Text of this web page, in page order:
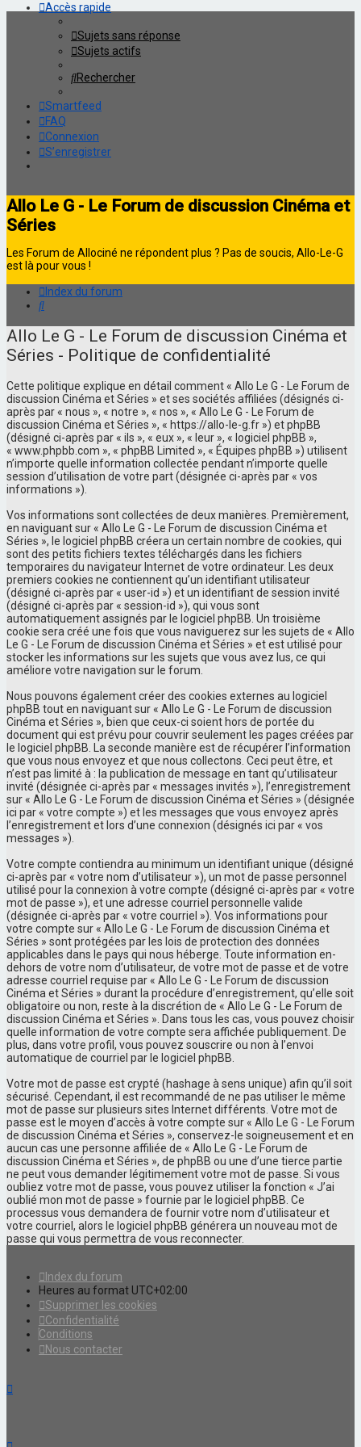
Accès rapide
Sujets sans réponse
Sujets actifs
Rechercher
Smartfeed
FAQ
Connexion
S’enregistrer
Allo Le G - Le Forum de discussion Cinéma et
Séries
Les Forum de Allociné ne répondent plus ? Pas de soucis, Allo-Le-G
est là pour vous !
Index du forum
Rechercher
Allo Le G - Le Forum de discussion Cinéma et
Séries - Politique de confidentialité
Cette politique explique en détail comment « Allo Le G - Le Forum de
discussion Cinéma et Séries » et ses sociétés affiliées (désignés ci-
après par « nous », « notre », « nos », « Allo Le G - Le Forum de
discussion Cinéma et Séries », « https://allo-le-g.fr ») et phpBB
(désigné ci-après par « ils », « eux », « leur », « logiciel phpBB »,
« www.phpbb.com », « phpBB Limited », « Équipes phpBB ») utilisent
n’importe quelle information collectée pendant n’importe quelle
session d’utilisation de votre part (désignée ci-après par « vos
informations »).
Vos informations sont collectées de deux manières. Premièrement,
en naviguant sur « Allo Le G - Le Forum de discussion Cinéma et
Séries », le logiciel phpBB créera un certain nombre de cookies, qui
sont des petits fichiers textes téléchargés dans les fichiers
temporaires du navigateur Internet de votre ordinateur. Les deux
premiers cookies ne contiennent qu’un identifiant utilisateur
(désigné ci-après par « user-id ») et un identifiant de session invité
(désigné ci-après par « session-id »), qui vous sont
automatiquement assignés par le logiciel phpBB. Un troisième
cookie sera créé une fois que vous naviguerez sur les sujets de « Allo
Le G - Le Forum de discussion Cinéma et Séries » et est utilisé pour
stocker les informations sur les sujets que vous avez lus, ce qui
améliore votre navigation sur le forum.
Nous pouvons également créer des cookies externes au logiciel
phpBB tout en naviguant sur « Allo Le G - Le Forum de discussion
Cinéma et Séries », bien que ceux-ci soient hors de portée du
document qui est prévu pour couvrir seulement les pages créées par
le logiciel phpBB. La seconde manière est de récupérer l’information
que vous nous envoyez et que nous collectons. Ceci peut être, et
n’est pas limité à : la publication de message en tant qu’utilisateur
invité (désignée ci-après par « messages invités »), l’enregistrement
sur « Allo Le G - Le Forum de discussion Cinéma et Séries » (désignée
ici par « votre compte ») et les messages que vous envoyez après
l’enregistrement et lors d’une connexion (désignés ici par « vos
messages »).
Votre compte contiendra au minimum un identifiant unique (désigné
ci-après par « votre nom d’utilisateur »), un mot de passe personnel
utilisé pour la connexion à votre compte (désigné ci-après par « votre
mot de passe »), et une adresse courriel personnelle valide
(désignée ci-après par « votre courriel »). Vos informations pour
votre compte sur « Allo Le G - Le Forum de discussion Cinéma et
Séries » sont protégées par les lois de protection des données
applicables dans le pays qui nous héberge. Toute information en-
dehors de votre nom d’utilisateur, de votre mot de passe et de votre
adresse courriel requise par « Allo Le G - Le Forum de discussion
Cinéma et Séries » durant la procédure d’enregistrement, qu’elle soit
obligatoire ou non, reste à la discrétion de « Allo Le G - Le Forum de
discussion Cinéma et Séries ». Dans tous les cas, vous pouvez choisir
quelle information de votre compte sera affichée publiquement. De
plus, dans votre profil, vous pouvez souscrire ou non à l’envoi
automatique de courriel par le logiciel phpBB.
Votre mot de passe est crypté (hashage à sens unique) afin qu’il soit
sécurisé. Cependant, il est recommandé de ne pas utiliser le même
mot de passe sur plusieurs sites Internet différents. Votre mot de
passe est le moyen d’accès à votre compte sur « Allo Le G - Le Forum
de discussion Cinéma et Séries », conservez-le soigneusement et en
aucun cas une personne affiliée de « Allo Le G - Le Forum de
discussion Cinéma et Séries », de phpBB ou une d’une tierce partie
ne peut vous demander légitimement votre mot de passe. Si vous
oubliez votre mot de passe, vous pouvez utiliser la fonction « J’ai
oublié mon mot de passe » fournie par le logiciel phpBB. Ce
processus vous demandera de fournir votre nom d’utilisateur et
votre courriel, alors le logiciel phpBB générera un nouveau mot de
passe qui vous permettra de vous reconnecter.
Index du forum
Heures au format UTC+02:00
Supprimer les cookies
Confidentialité
Conditions
Nous contacter